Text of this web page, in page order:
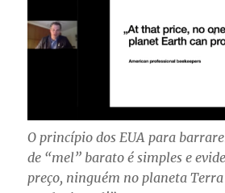
O princípio dos EUA para
de “mel” barato é simples e
preço, ninguém no planeta Terra